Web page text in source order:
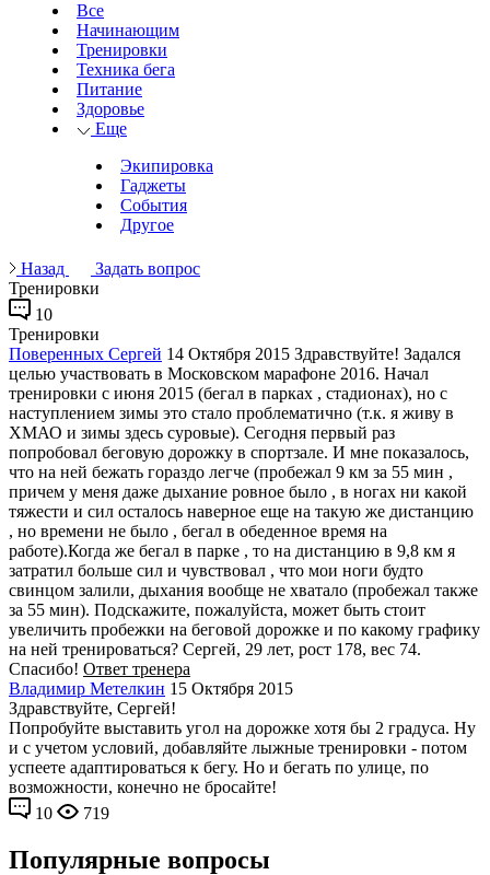
Все
Начинающим
Тренировки
Техника бега
Питание
Здоровье
Еще
Экипировка
Гаджеты
События
Другое
Назад
Задать вопрос
Тренировки
10
Тренировки
Поверенных Сергей 14 Октября 2015 Здравствуйте! Задался
целью участвовать в Московском марафоне 2016. Начал
тренировки с июня 2015 (бегал в парках , стадионах), но с
наступлением зимы это стало проблематично (т.к. я живу в
ХМАО и зимы здесь суровые). Сегодня первый раз
попробовал беговую дорожку в спортзале. И мне показалось,
что на ней бежать гораздо легче (пробежал 9 км за 55 мин ,
причем у меня даже дыхание ровное было , в ногах ни какой
тяжести и сил осталось наверное еще на такую же дистанцию
, но времени не было , бегал в обеденное время на
работе).Когда же бегал в парке , то на дистанцию в 9,8 км я
затратил больше сил и чувствовал , что мои ноги будто
свинцом залили, дыхания вообще не хватало (пробежал также
за 55 мин). Подскажите, пожалуйста, может быть стоит
увеличить пробежки на беговой дорожке и по какому графику
на ней тренироваться? Сергей, 29 лет, рост 178, вес 74.
Спасибо! Ответ тренера
Владимир Метелкин 15 Октября 2015
Здравствуйте, Сергей!
Попробуйте выставить угол на дорожке хотя бы 2 градуса. Ну
и с учетом условий, добавляйте лыжные тренировки - потом
успеете адаптироваться к бегу. Но и бегать по улице, по
возможности, конечно не бросайте!
10
719
Популярные вопросы